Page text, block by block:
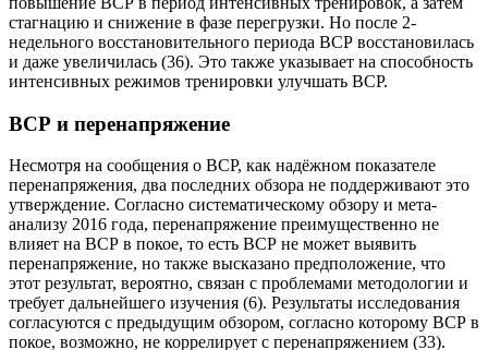
стагнацию и снижение в фазе перегрузки. Но после 2-
недельного восстановительного периода ВСР восстановилась
и даже увеличилась (36). Это также указывает на способность
интенсивных режимов тренировки улучшать ВСР.
ВСР и перенапряжение
Несмотря на сообщения о ВСР, как надёжном показателе
перенапряжения, два последних обзора не поддерживают это
утверждение. Согласно систематическому обзору и мета-
анализу 2016 года, перенапряжение преимущественно не
влияет на ВСР в покое, то есть ВСР не может выявить
перенапряжение, но также высказано предположение, что
этот результат, вероятно, связан с проблемами методологии и
требует дальнейшего изучения (6). Результаты исследования
согласуются с предыдущим обзором, согласно которому ВСР в
покое, возможно, не коррелирует с перенапряжением (33).